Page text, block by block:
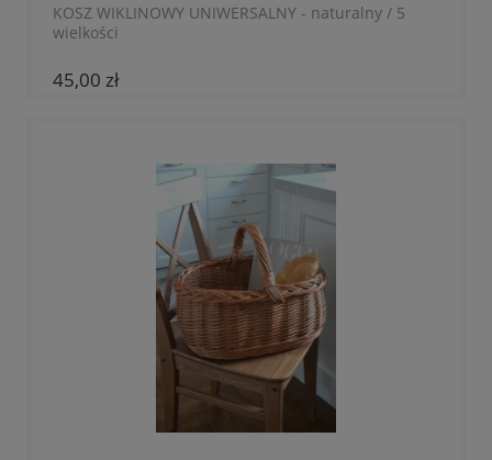
KOSZ WIKLINOWY UNIWERSALNY - naturalny / 5
wielkości
45,00 zł